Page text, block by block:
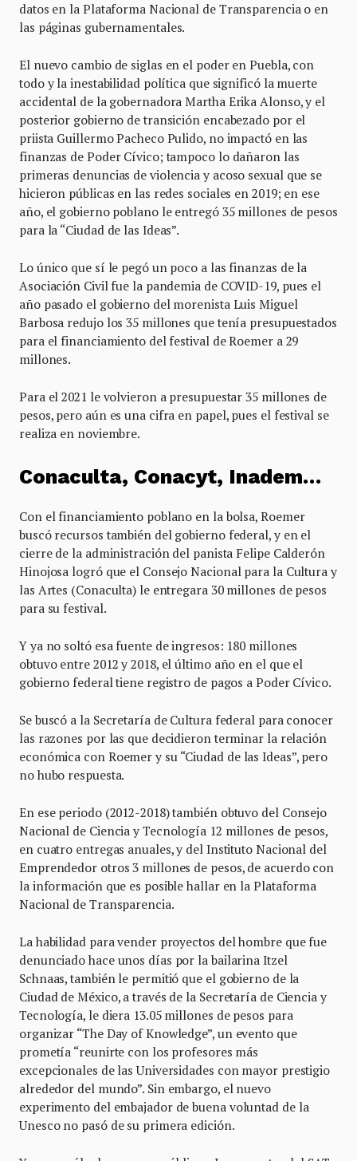
datos en la Plataforma Nacional de Transparencia o en
las páginas gubernamentales.
El nuevo cambio de siglas en el poder en Puebla, con
todo y la inestabilidad política que significó la muerte
accidental de la gobernadora Martha Erika Alonso, y el
posterior gobierno de transición encabezado por el
priista Guillermo Pacheco Pulido, no impactó en las
finanzas de Poder Cívico; tampoco lo dañaron las
primeras denuncias de violencia y acoso sexual que se
hicieron públicas en las redes sociales en 2019; en ese
año, el gobierno poblano le entregó 35 millones de pesos
para la “Ciudad de las Ideas”.
Lo único que sí le pegó un poco a las finanzas de la
Asociación Civil fue la pandemia de COVID-19, pues el
año pasado el gobierno del morenista Luis Miguel
Barbosa redujo los 35 millones que tenía presupuestados
para el financiamiento del festival de Roemer a 29
millones.
Para el 2021 le volvieron a presupuestar 35 millones de
pesos, pero aún es una cifra en papel, pues el festival se
realiza en noviembre.
Conaculta, Conacyt, Inadem…
Con el financiamiento poblano en la bolsa, Roemer
buscó recursos también del gobierno federal, y en el
cierre de la administración del panista Felipe Calderón
Hinojosa logró que el Consejo Nacional para la Cultura y
las Artes (Conaculta) le entregara 30 millones de pesos
para su festival.
Y ya no soltó esa fuente de ingresos: 180 millones
obtuvo entre 2012 y 2018, el último año en el que el
gobierno federal tiene registro de pagos a Poder Cívico.
Se buscó a la Secretaría de Cultura federal para conocer
las razones por las que decidieron terminar la relación
económica con Roemer y su “Ciudad de las Ideas”, pero
no hubo respuesta.
En ese periodo (2012-2018) también obtuvo del Consejo
Nacional de Ciencia y Tecnología 12 millones de pesos,
en cuatro entregas anuales, y del Instituto Nacional del
Emprendedor otros 3 millones de pesos, de acuerdo con
la información que es posible hallar en la Plataforma
Nacional de Transparencia.
La habilidad para vender proyectos del hombre que fue
denunciado hace unos días por la bailarina Itzel
Schnaas, también le permitió que el gobierno de la
Ciudad de México, a través de la Secretaría de Ciencia y
Tecnología, le diera 13.05 millones de pesos para
organizar “The Day of Knowledge”, un evento que
prometía “reunirte con los profesores más
excepcionales de las Universidades con mayor prestigio
alrededor del mundo”. Sin embargo, el nuevo
experimento del embajador de buena voluntad de la
Unesco no pasó de su primera edición.